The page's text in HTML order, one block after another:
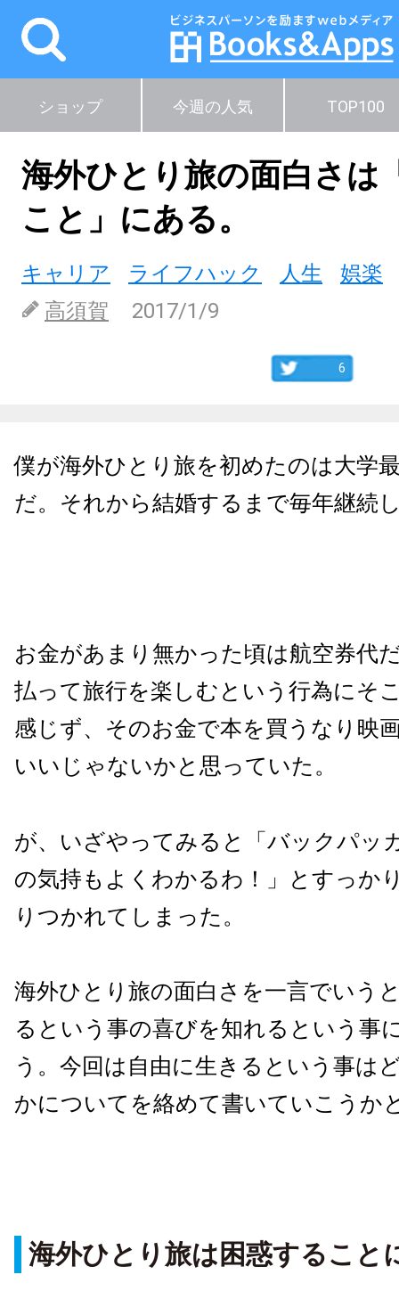
ショップ 今週の人気 TOP100
海外ひとり旅の面白さは
こと」にある。
キャリア ライフハック 人生
娯楽
高須賀
2017/1/9
6
僕が海外ひとり旅を初めたのは大学
だ。それから結婚するまで毎年継続
お金があまり無かった頃は航空券代
払って旅行を楽しむという行為にそ
感じず、そのお金で本を買うなり映
いいじゃないかと思っていた。
が、いざやってみると「バックパッ
の気持もよくわかるわ！」とすっか
りつかれてしまった。
海外ひとり旅の面白さを一言でいう
るという事の喜びを知れるという事
う。今回は自由に生きるという事は
かについてを絡めて書いていこうか
海外ひとり旅は困惑すること